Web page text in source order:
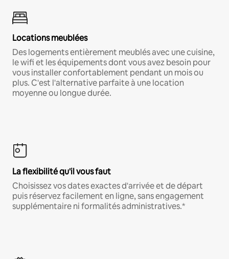
Locations meublées
Des logements entièrement meublés avec une cuisine,
le wifi et les équipements dont vous avez besoin pour
vous installer confortablement pendant un mois ou
plus. C'est l'alternative parfaite à une location
moyenne ou longue durée.
La flexibilité qu'il vous faut
Choisissez vos dates exactes d'arrivée et de départ
puis réservez facilement en ligne, sans engagement
supplémentaire ni formalités administratives.*